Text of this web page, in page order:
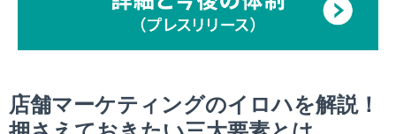
店舗マーケティングのイロハを解説！